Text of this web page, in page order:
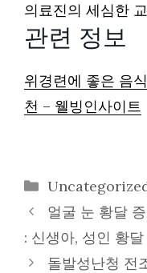
의료진의 세심한
관련 정보
위경련에 좋은 음
천 – 웰빙인사이트
카
테
고
리
얼굴 눈 황달
: 신생아, 성인 황달
돌발성난청 전